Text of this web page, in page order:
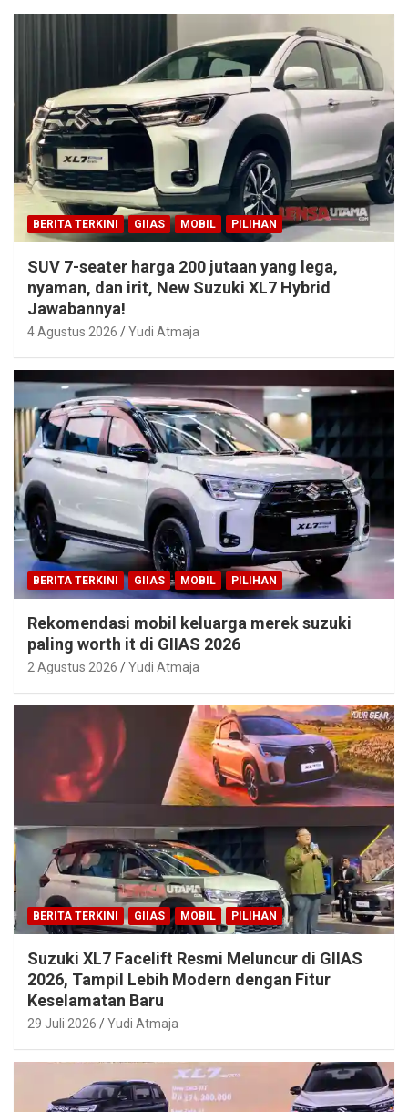
BERITA TERKINI GIIAS MOBIL PILIHAN
SUV 7-seater harga 200 jutaan yang lega,
nyaman, dan irit, New Suzuki XL7 Hybrid
Jawabannya!
4 Agustus 2026 Yudi Atmaja
BERITA TERKINI GIIAS MOBIL PILIHAN
Rekomendasi mobil keluarga merek suzuki
paling worth it di GIIAS 2026
2 Agustus 2026 Yudi Atmaja
BERITA TERKINI GIIAS MOBIL PILIHAN
Suzuki XL7 Facelift Resmi Meluncur di GIIAS
2026, Tampil Lebih Modern dengan Fitur
Keselamatan Baru
29 Juli 2026 Yudi Atmaja